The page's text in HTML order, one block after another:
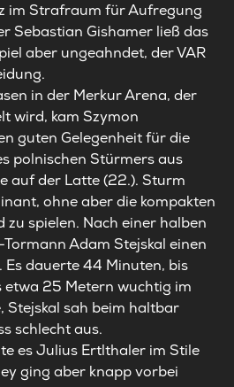
im Strafraum für Aufregung
Sebastian Gishamer ließ das
aber ungeahndet, der VAR
in der Merkur Arena, der
wird, kam Szymon
guten Gelegenheit für die
polnischen Stürmers aus
auf der Latte (22.). Sturm
ohne aber die kompakten
zu spielen. Nach einer halben
Adam Stejskal einen
dauerte 44 Minuten, bis
etwa 25 Metern wuchtig im
Stejskal sah beim haltbar
schlecht aus.
es Julius Ertlthaler im Stile
ging aber knapp vorbei